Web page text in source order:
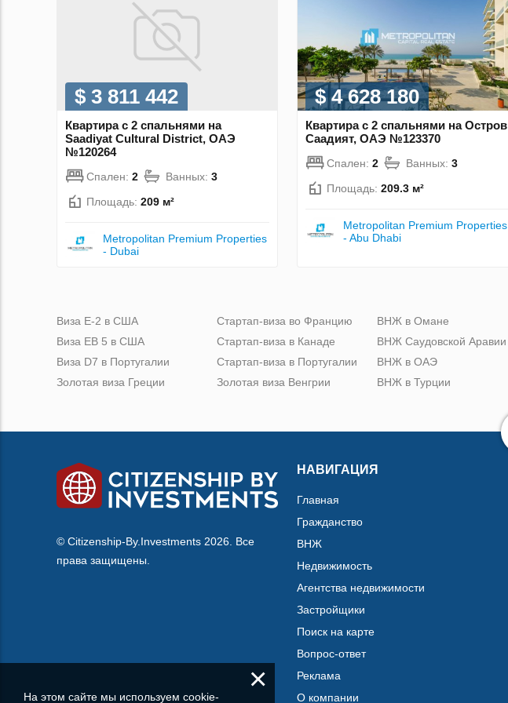
$ 3 811 442
Квартира с 2 спальнями на
Saadiyat Cultural District, ОАЭ
№120264
Спален: 2 Ванных: 3
Площадь: 209 м²
Metropolitan Premium Properties
- Dubai
$ 4 628 180
Квартира с 2 спальнями на Остров
Саадият, ОАЭ №123370
Спален: 2 Ванных: 3
Площадь: 209.3 м²
Metropolitan Premium Properties
- Abu Dhabi
Виза Е-2 в США
Виза ЕВ 5 в США
Виза D7 в Португалии
Золотая виза Греции
Стартап-виза во Францию
Стартап-виза в Канаде
Стартап-виза в Португалии
Золотая виза Венгрии
ВНЖ в Омане
ВНЖ Саудовской Аравии
ВНЖ в ОАЭ
ВНЖ в Турции
© Citizenship-By.Investments 2026. Все
права защищены.
НАВИГАЦИЯ
Главная
Гражданство
ВНЖ
Недвижимость
Агентства недвижимости
Застройщики
Поиск на карте
Вопрос-ответ
Реклама
О компании
×
На этом сайте мы используем cookie-